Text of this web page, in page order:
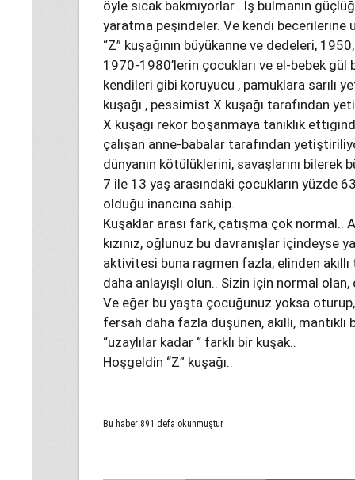
öyle sıcak bakmıyorlar.. İş bulmanın
yaratma peşindeler. Ve kendi
“Z” kuşağının büyükanne ve dedeleri,
1970-1980’lerin çocukları ve el-bebek gül
kendileri gibi koruyucu , pamuklara sarılı
kuşağı , pessimist X kuşağı tarafından
X kuşağı rekor boşanmaya tanıklık
çalışan anne-babalar tarafından
dünyanın kötülüklerini, savaşlarını bilerek
7 ile 13 yaş arasındaki çocukların yüzde
olduğu inancına sahip.
Kuşaklar arası fark, çatışma çok normal..
kızınız, oğlunuz bu davranışlar içindeyse
aktivitesi buna ragmen fazla, elinden
daha anlayışlı olun.. Sizin için normal
Ve eğer bu yaşta çocuğunuz yoksa
fersah daha fazla düşünen, akıllı,
“uzaylılar kadar “ farklı bir kuşak..
Hoşgeldin “Z” kuşağı..
Bu haber 891 defa okunmuştur